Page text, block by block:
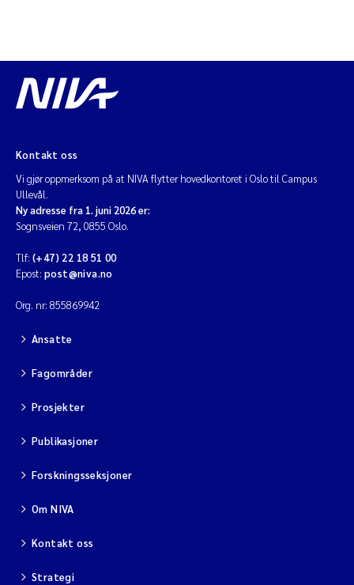
Kontakt oss
Vi gjør oppmerksom på at NIVA flytter hovedkontoret i Oslo til Campus
Ullevål.
Ny adresse fra 1. juni 2026 er:
Sognsveien 72, 0855 Oslo.
Tlf: (+47) 22 18 51 00
Epost: post@niva.no
Org. nr: 855869942
Ansatte
Fagområder
Prosjekter
Publikasjoner
Forskningsseksjoner
Om NIVA
Kontakt oss
Strategi